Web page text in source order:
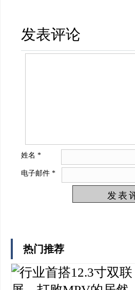
发表评论
姓名 *
电子邮件 *
热门推荐